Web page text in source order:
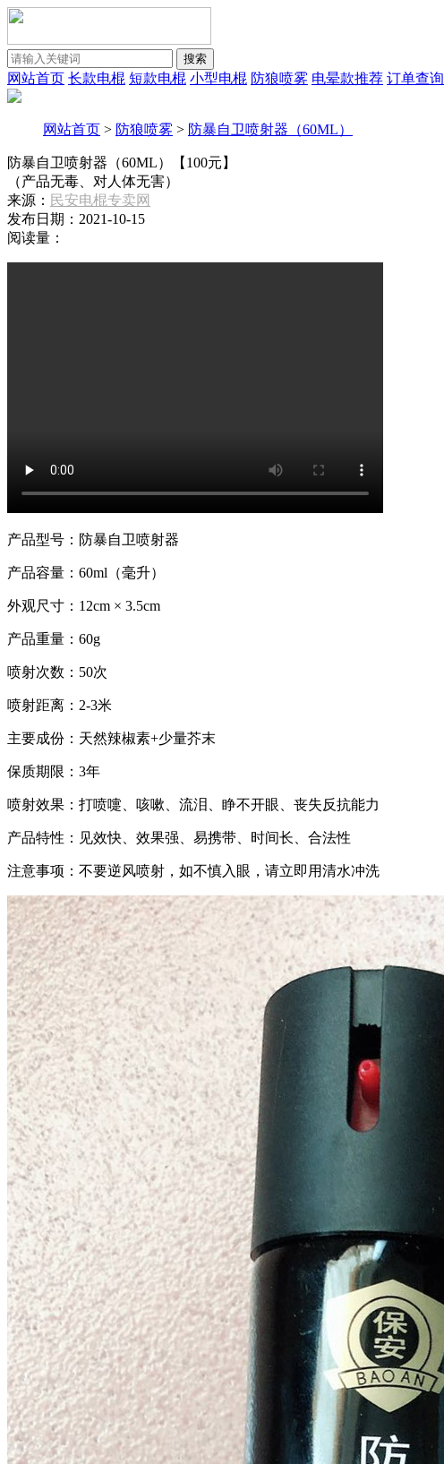
搜索
网站首页 长款电棍 短款电棍 小型电棍 防狼喷雾 电晕款推荐 订单查询
网站首页 > 防狼喷雾 > 防暴自卫喷射器（60ML）
防暴自卫喷射器（60ML）【100元】
（产品无毒、对人体无害）
来源： 民安电棍专卖网
发布日期：2021-10-15
阅读量：
产品型号：防暴自卫喷射器
产品容量：60ml（毫升）
外观尺寸：12cm × 3.5cm
产品重量：60g
喷射次数：50次
喷射距离：2-3米
主要成份：天然辣椒素+少量芥末
保质期限：3年
喷射效果：打喷嚏、咳嗽、流泪、睁不开眼、丧失反抗能力
产品特性：见效快、效果强、易携带、时间长、合法性
注意事项：不要逆风喷射，如不慎入眼，请立即用清水冲洗